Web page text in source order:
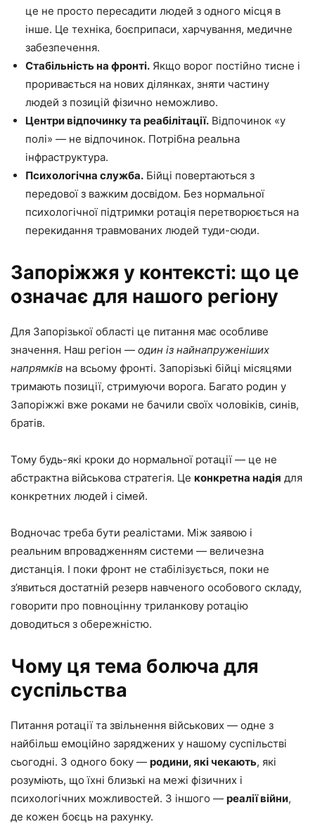
це не просто пересадити людей з одного місця в
інше. Це техніка, боєприпаси, харчування, медичне
забезпечення.
Стабільність на фронті. Якщо ворог постійно тисне і
проривається на нових ділянках, зняти частину
людей з позицій фізично неможливо.
Центри відпочинку та реабілітації. Відпочинок «у
полі» — не відпочинок. Потрібна реальна
інфраструктура.
Психологічна служба. Бійці повертаються з
передової з важким досвідом. Без нормальної
психологічної підтримки ротація перетворюється на
перекидання травмованих людей туди-сюди.
Запоріжжя у контексті: що це
означає для нашого регіону
Для Запорізької області це питання має особливе
значення. Наш регіон — один із найнапруженіших
напрямків на всьому фронті. Запорізькі бійці місяцями
тримають позиції, стримуючи ворога. Багато родин у
Запоріжжі вже роками не бачили своїх чоловіків, синів,
братів.
Тому будь-які кроки до нормальної ротації — це не
абстрактна військова стратегія. Це конкретна надія для
конкретних людей і сімей.
Водночас треба бути реалістами. Між заявою і
реальним впровадженням системи — величезна
дистанція. І поки фронт не стабілізується, поки не
з’явиться достатній резерв навченого особового складу,
говорити про повноцінну триланкову ротацію
доводиться з обережністю.
Чому ця тема болюча для
суспільства
Питання ротації та звільнення військових — одне з
найбільш емоційно заряджених у нашому суспільстві
сьогодні. З одного боку — родини, які чекають, які
розуміють, що їхні близькі на межі фізичних і
психологічних можливостей. З іншого — реалії війни,
де кожен боєць на рахунку.